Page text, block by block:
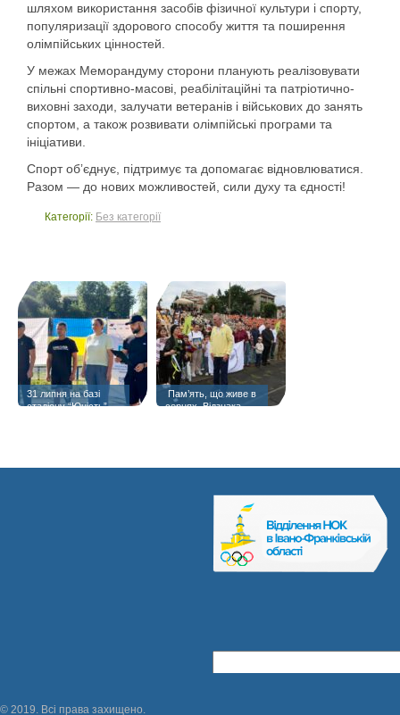
шляхом використання засобів фізичної культури і спорту,
популяризації здорового способу життя та поширення
олімпійських цінностей.
У межах Меморандуму сторони планують реалізовувати
спільні спортивно-масові, реабілітаційні та патріотично-
виховні заходи, залучати ветеранів і військових до занять
спортом, а також розвивати олімпійські програми та
ініціативи.
Спорт обʼєднує, підтримує та допомагає відновлюватися.
Разом — до нових можливостей, сили духу та єдності!
Категорії: Без категорії
31 липня на базі
стадіону “Юність”
️ Пам’ять, що живе в
серцях. Відзнака
© 2019. Всі права захищено.